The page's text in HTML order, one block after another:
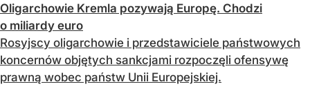
Oligarchowie Kremla pozywają Europę. Chodzi
o miliardy euro
Rosyjscy oligarchowie i przedstawiciele państwowych
koncernów objętych sankcjami rozpoczęli ofensywę
prawną wobec państw Unii Europejskiej.